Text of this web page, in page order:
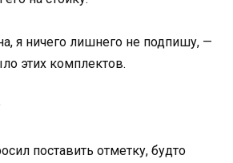
я ничего лишнего не подпишу, —
этих комплектов.
поставить отметку, будто